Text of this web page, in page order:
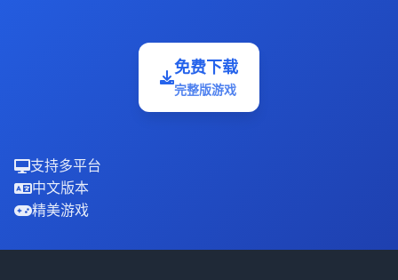
免费下载
完整版游戏
支持多平台
中文版本
精美游戏